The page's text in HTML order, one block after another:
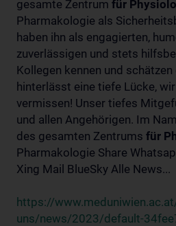
gesamte Zentrum für
Pharmakologie als
haben ihn als engagierten,
zuverlässigen und stets
Kollegen kennen und
hinterlässt eine tiefe Lücke,
vermissen! Unser tiefes
und allen Angehörigen. Im
des gesamten Zentrums für
Pharmakologie Share
Xing Mail BlueSky Alle News...
https://
uns/news/2023/default-